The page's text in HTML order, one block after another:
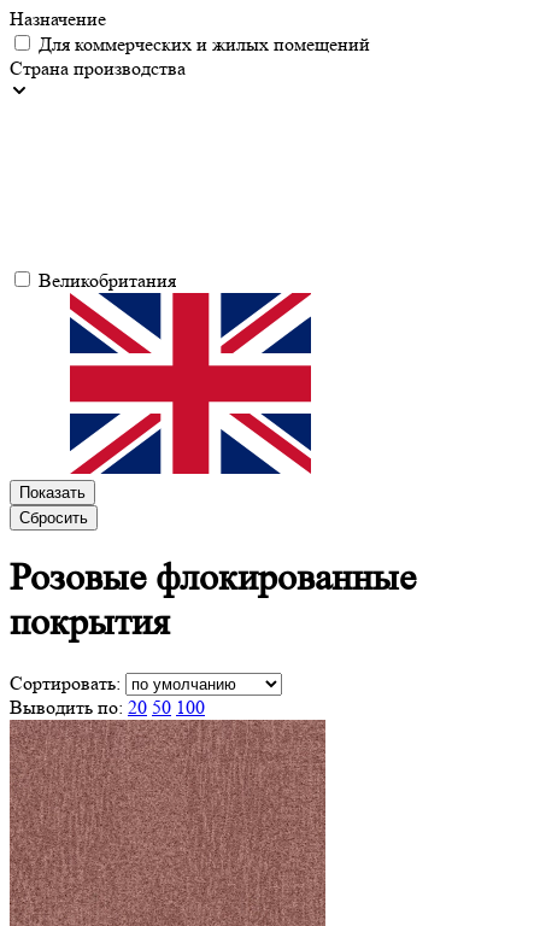
Назначение
Для коммерческих и жилых помещений
Страна производства
Великобритания
Показать
Сбросить
Розовые флокированные
покрытия
Сортировать:
Выводить по: 20 50 100